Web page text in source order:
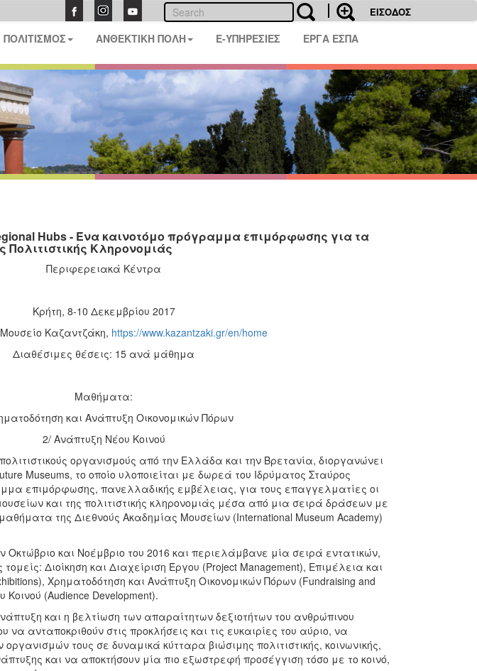
ΕΙΣΟΔΟΣ
ΠΟΛΙΤΙΣΜΟΣ ΑΝΘΕΚΤΙΚΗ ΠΟΛΗ E-ΥΠΗΡΕΣΙΕΣ ΕΡΓΑ ΕΣΠΑ
Hubs - Ένα καινοτόμο πρόγραμμα επιμόρφωσης για τα
Πολιτιστικής Κληρονομιάς
Περιφερειακά Κέντρα
Κρήτη, 8-10 Δεκεμβρίου 2017
Καζαντζάκη, https://www.kazantzaki.gr/en/home
Διαθέσιμες θέσεις: 15 ανά μάθημα
Μαθήματα:
και Ανάπτυξη Οικονομικών Πόρων
2/ Ανάπτυξη Νέου Κοινού
οργανισμούς από την Ελλάδα και την Βρετανία, διοργανώνει
Museums, το οποίο υλοποιείται με δωρεά του Ιδρύματος Σταύρος
επιμόρφωσης, πανελλαδικής εμβέλειας, για τους επαγγελματίες οι
και της πολιτιστικής κληρονομιάς μέσα από μια σειρά δράσεων με
της Διεθνούς Ακαδημίας Μουσείων (International Museum Academy)
και Νοέμβριο του 2016 και περιελάμβανε μία σειρά εντατικών,
Διοίκηση και Διαχείριση Έργου (Project Management), Επιμέλεια και
Χρηματοδότηση και Ανάπτυξη Οικονομικών Πόρων (Fundraising and
(Audience Development).
και η βελτίωση των απαραίτητων δεξιοτήτων του ανθρώπινου
να ανταποκριθούν στις προκλήσεις και τις ευκαιρίες του αύριο, να
τους σε δυναμικά κύτταρα βιώσιμης πολιτιστικής, κοινωνικής,
και να αποκτήσουν μία πιο εξωστρεφή προσέγγιση τόσο με το κοινό,